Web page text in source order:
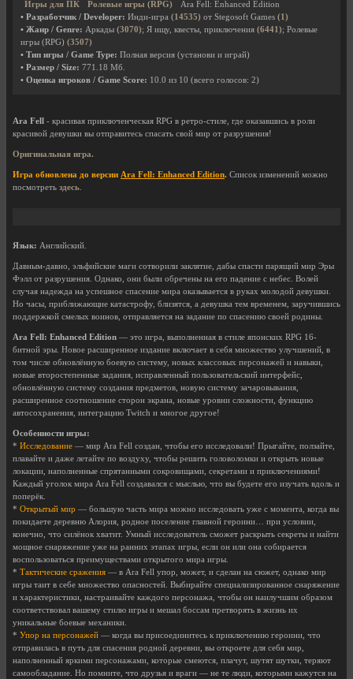
Игры для ПК
Ролевые игры (RPG)
Ara Fell: Enhanced Edition
• Разработчик / Developer: Инди-игра (14535) от Stegosoft Games (1)
• Жанр / Genre: Аркады (3070); Я ищу, квесты, приключения (6441); Ролевые
игры (RPG) (3507)
• Тип игры / Game Type: Полная версия (установи и играй)
• Размер / Size: 771.18 Мб.
• Оценка игроков / Game Score: 10.0 из 10 (всего голосов: 2)
Ara Fell - красивая приключенческая RPG в ретро-стиле, где оказавшись в роли
красивой девушки вы отправитесь спасать свой мир от разрушения!
Оригинальная игра.
Игра обновлена до версии Ara Fell: Enhanced Edition. Список изменений можно
посмотреть здесь.
Язык: Английский.
Давным-давно, эльфийские маги сотворили заклятие, дабы спасти парящий мир Эры
Фэлл от разрушения. Однако, они были обречены на его падение с небес. Волей
случая надежда на успешное спасение мира оказывается в руках молодой девушки.
Но часы, приближающие катастрофу, близятся, а девушка тем временем, заручившись
поддержкой смелых воинов, отправляется на задание по спасению своей родины.
Ara Fell: Enhanced Edition — это игра, выполненная в стиле японских RPG 16-
битной эры. Новое расширенное издание включает в себя множество улучшений, в
том числе обновлённую боевую систему, новых классовых персонажей и навыки,
новые второстепенные задания, исправленный пользовательский интерфейс,
обновлённую систему создания предметов, новую систему зачаровывания,
расширенное соотношение сторон экрана, новые уровни сложности, функцию
автосохранения, интеграцию Twitch и многое другое!
Особенности игры:
* Исследование — мир Ara Fell создан, чтобы его исследовали! Прыгайте, ползайте,
плавайте и даже летайте по воздуху, чтобы решить головоломки и открыть новые
локации, наполненные спрятанными сокровищами, секретами и приключениями!
Каждый уголок мира Ara Fell создавался с мыслью, что вы будете его изучать вдоль и
поперёк.
* Открытый мир — большую часть мира можно исследовать уже с момента, когда вы
покидаете деревню Алория, родное поселение главной героини… при условии,
конечно, что силёнок хватит. Умный исследователь сможет раскрыть секреты и найти
мощное снаряжение уже на ранних этапах игры, если он или она собирается
воспользоваться преимуществами открытого мира игры.
* Тактические сражения — в Ara Fell упор, может, и сделан на сюжет, однако мир
игры таит в себе множество опасностей. Выбирайте специализированное снаряжение
и характеристики, настраивайте каждого персонажа, чтобы он наилучшим образом
соответствовал вашему стилю игры и мешал боссам претворять в жизнь их
уникальные боевые механики.
* Упор на персонажей — когда вы присоединитесь к приключению героини, что
отправилась в путь для спасения родной деревни, вы откроете для себя мир,
наполненный яркими персонажами, которые смеются, плачут, шутят шутки, теряют
самообладание. Но помните, что друзья и враги — не те люди, которыми кажутся на